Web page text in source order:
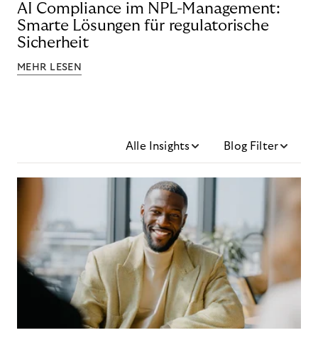
AI Compliance im NPL-Management:
Smarte Lösungen für regulatorische
Sicherheit
MEHR LESEN
Alle Insights Blog Filter